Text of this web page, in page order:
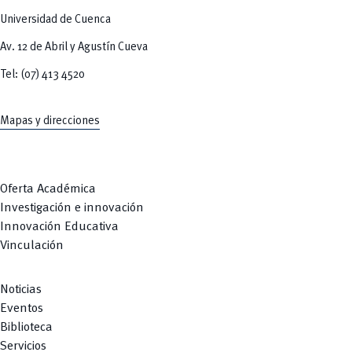
Universidad de Cuenca
Av. 12 de Abril y Agustín Cueva
Tel: (07) 413 4520
Mapas y direcciones
Oferta Académica
Investigación e innovación
Innovación Educativa
Vinculación
Noticias
Eventos
Biblioteca
Servicios